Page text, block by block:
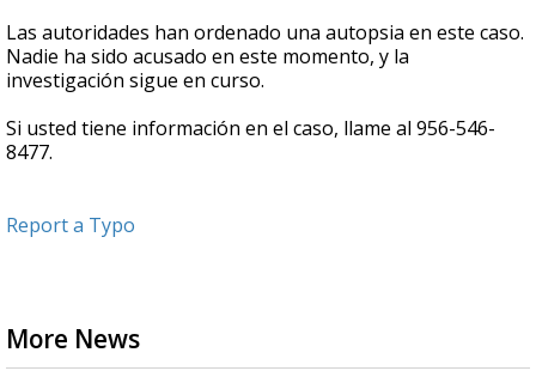
Las autoridades han ordenado una autopsia en este caso.
Nadie ha sido acusado en este momento, y la
investigación sigue en curso.
Si usted tiene información en el caso, llame al 956-546-
8477.
Report a Typo
More News